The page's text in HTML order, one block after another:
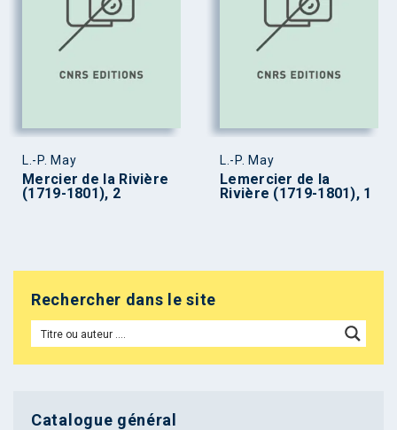
L.-P. May
Mercier de la Rivière
(1719-1801), 2
L.-P. May
Lemercier de la
Rivière (1719-1801), 1
Rechercher dans le site
Catalogue général